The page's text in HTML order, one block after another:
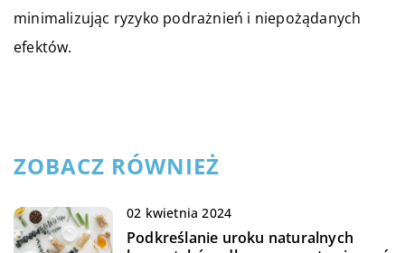
minimalizując ryzyko podrażnień i niepożądanych
efektów.
ZOBACZ RÓWNIEŻ
02 kwietnia 2024
Podkreślanie uroku naturalnych